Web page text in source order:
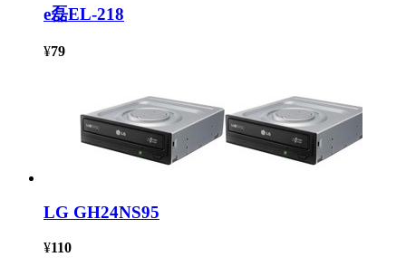
e磊EL-218
¥79
LG GH24NS95
¥110